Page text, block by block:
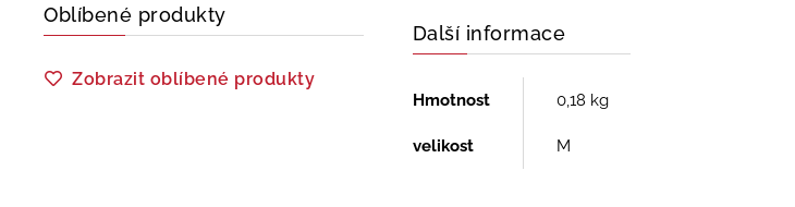
Oblíbené produkty
Zobrazit oblíbené produkty
Další informace
Hmotnost 0,18 kg
velikost M